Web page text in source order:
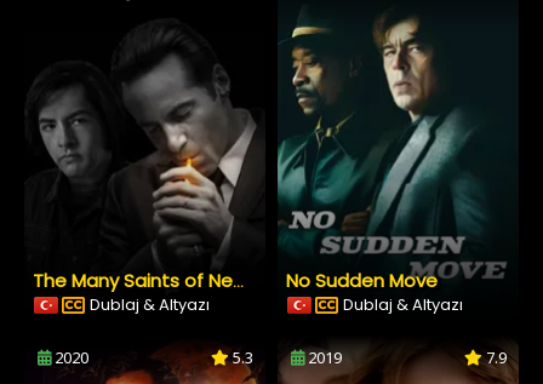
The Many Saints of Newark
Dublaj & Altyazı
No Sudden Move
Dublaj & Altyazı
2020 5.3 2019 7.9